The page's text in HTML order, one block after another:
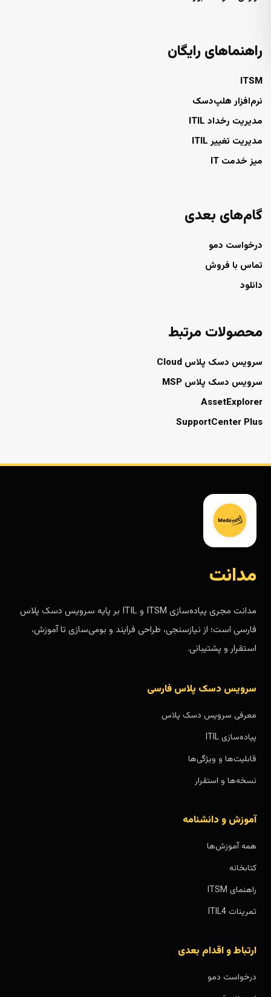
راهنماهای رایگان
ITSM
نرم‌افزار هلپ‌دسک
مدیریت رخداد ITIL
مدیریت تغییر ITIL
میز خدمت IT
گام‌های بعدی
درخواست دمو
تماس با فروش
دانلود
محصولات مرتبط
سرویس دسک پلاس Cloud
سرویس دسک پلاس MSP
AssetExplorer
SupportCenter Plus
مدانت
مدانت مجری پیاده‌سازی ITSM و ITIL بر پایه سرویس دسک پلاس
فارسی است؛ از نیازسنجی، طراحی فرایند و بومی‌سازی تا آموزش،
استقرار و پشتیبانی.
سرویس دسک پلاس فارسی
معرفی سرویس دسک پلاس
پیاده‌سازی ITIL
قابلیت‌ها و ویژگی‌ها
نسخه‌ها و استقرار
آموزش و دانشنامه
همه آموزش‌ها
کتابخانه
راهنمای ITSM
تمرینات ITIL4
ارتباط و اقدام بعدی
درخواست دمو